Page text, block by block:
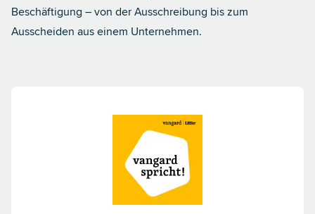
Beschäftigung – von der Ausschreibung bis zum
Ausscheiden aus einem Unternehmen.